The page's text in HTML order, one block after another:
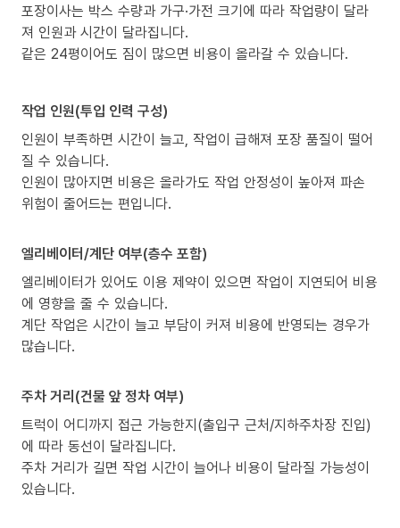
포장이사는 박스 수량과 가구·가전 크기에 따라 작업량이 달라
져 인원과 시간이 달라집니다.
같은 24평이어도 짐이 많으면 비용이 올라갈 수 있습니다.
작업 인원(투입 인력 구성)
인원이 부족하면 시간이 늘고, 작업이 급해져 포장 품질이 떨어
질 수 있습니다.
인원이 많아지면 비용은 올라가도 작업 안정성이 높아져 파손
위험이 줄어드는 편입니다.
엘리베이터/계단 여부(층수 포함)
엘리베이터가 있어도 이용 제약이 있으면 작업이 지연되어 비용
에 영향을 줄 수 있습니다.
계단 작업은 시간이 늘고 부담이 커져 비용에 반영되는 경우가
많습니다.
주차 거리(건물 앞 정차 여부)
트럭이 어디까지 접근 가능한지(출입구 근처/지하주차장 진입)
에 따라 동선이 달라집니다.
주차 거리가 길면 작업 시간이 늘어나 비용이 달라질 가능성이
있습니다.